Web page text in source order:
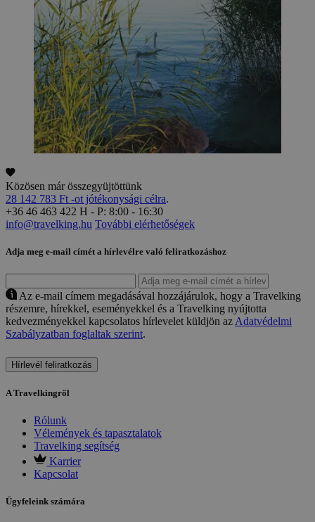
Közösen már összegyüjtöttünk
28 142 783 Ft -ot jótékonysági célra.
+36 46 463 422 H - P: 8:00 - 16:30
info@travelking.hu További elérhetőségek
Adja meg e-mail címét a hírlevélre való feliratkozáshoz
Az e-mail címem megadásával hozzájárulok, hogy a Travelking
részemre, hírekkel, eseményekkel és a Travelking nyújtotta
kedvezményekkel kapcsolatos hírlevelet küldjön az Adatvédelmi
Szabályzatban foglaltak szerint.
Hírlevél feliratkozás
A Travelkingről
Rólunk
Vélemények és tapasztalatok
Travelking segítség
Karrier
Kapcsolat
Ügyfeleink számára